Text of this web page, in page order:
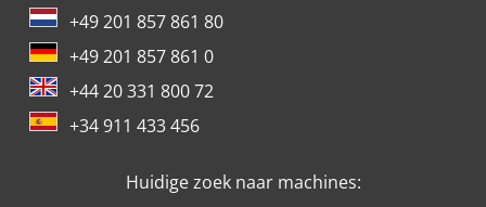
+49 201 857 861 80
+49 201 857 861 0
+44 20 331 800 72
+34 911 433 456
Huidige zoek naar machines: